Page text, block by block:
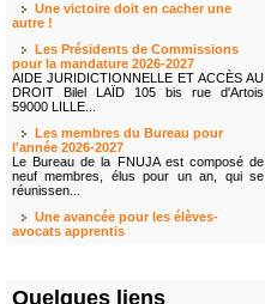
Une victoire doit en cacher une
autre !
Les Présidents de Commissions
pour la mandature 2026-2027
AIDE JURIDICTIONNELLE ET ACCÈS AU
DROIT Bilel LAÏD 105 bis rue d'Artois
59000 LILLE...
Les membres du Bureau pour
l'année 2026-2027
Le Bureau de la FNUJA est composé de
neuf membres, élus pour un an, qui se
réunissen...
Une avancée pour les élèves-
avocats apprentis
Quelques liens